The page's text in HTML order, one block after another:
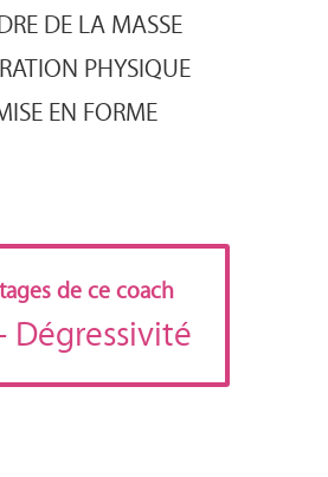
DE LA MASSE
PHYSIQUE
EN FORME
de ce coach
Dégressivité